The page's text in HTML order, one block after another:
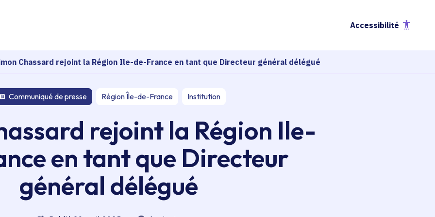
Accessibilité
Chassard rejoint la Région Ile-de-France en tant que Directeur général délégué
Communiqué de presse Région Île-de-France Institution
rejoint la Région Ile-
en tant que Directeur
général délégué